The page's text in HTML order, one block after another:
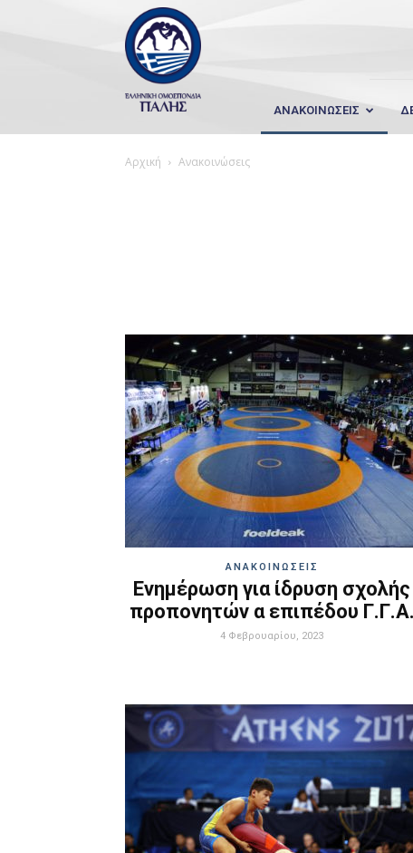
Wrestling
Hellas
ΑΝΑΚΟΙΝΩΣΕΙΣ
Αρχική Ανακοινώσεις
ΑΝΑΚΟΙΝΩΣΕΙΣ
Ενημέρωση για ίδρυση σχολής
προπονητών α επιπέδου Γ.Γ.Α.
4 Φεβρουαρίου, 2023